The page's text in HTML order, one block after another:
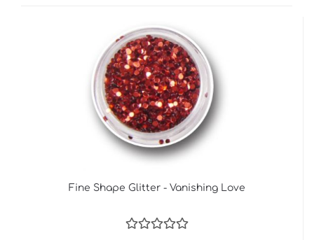
Fine Shape Glitter - Vanishing Love